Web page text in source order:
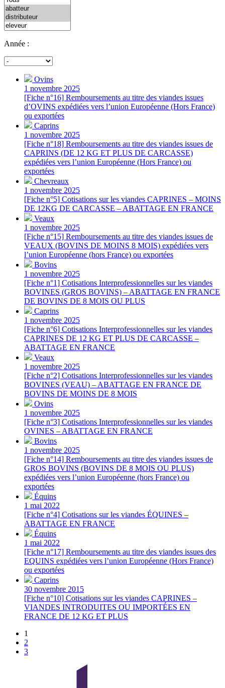
Année :
Ovins
1 novembre 2025
[Fiche n°16] Remboursements au titre des viandes issues
d’OVINS expédiées vers l’union Européenne (Hors France)
ou exportées
Caprins
1 novembre 2025
[Fiche n°18] Remboursements au titre des viandes issues de
CAPRINS (DE 12 KG ET PLUS DE CARCASSE)
expédiées vers l’union Européenne (Hors France) ou
exportées
Chevreaux
1 novembre 2025
[Fiche n°5] Cotisations sur les viandes CAPRINES – MOINS
DE 12KG DE CARCASSE – ABATTAGE EN FRANCE
Veaux
1 novembre 2025
[Fiche n°15] Remboursements au titre des viandes issues de
VEAUX (BOVINS DE MOINS 8 MOIS) expédiées vers
l’union Européenne (hors France) ou exportées
Bovins
1 novembre 2025
[Fiche n°1] Cotisations Interprofessionnelles sur les viandes
BOVINES (GROS BOVINS) – ABATTAGE EN FRANCE
DE BOVINS DE 8 MOIS OU PLUS
Caprins
1 novembre 2025
[Fiche n°6] Cotisations Interprofessionnelles sur les viandes
CAPRINES DE 12 KG ET PLUS DE CARCASSE –
ABATTAGE EN FRANCE
Veaux
1 novembre 2025
[Fiche n°2] Cotisations Interprofessionnelles sur les viandes
BOVINES (VEAU) – ABATTAGE EN FRANCE DE
BOVINS DE MOINS DE 8 MOIS
Ovins
1 novembre 2025
[Fiche n°3] Cotisations Interprofessionnelles sur les viandes
OVINES – ABATTAGE EN FRANCE
Bovins
1 novembre 2025
[Fiche n°14] Remboursements au titre des viandes issues de
GROS BOVINS (BOVINS DE 8 MOIS OU PLUS)
expédiées vers l’union Européenne (hors France) ou
exportées
Équins
1 mai 2022
[Fiche n°4] Cotisations sur les viandes ÉQUINES –
ABATTAGE EN FRANCE
Équins
1 mai 2022
[Fiche n°17] Remboursements au titre des viandes issues des
EQUINS expédiées vers l’union Européenne (Hors France)
ou exportées
Caprins
30 novembre 2015
[Fiche n°10] Cotisations sur les viandes CAPRINES –
VIANDES INTRODUITES OU IMPORTÉES EN
FRANCE DE 12 KG ET PLUS
1
2
3